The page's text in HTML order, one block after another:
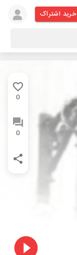
خرید اشتراک
0
0